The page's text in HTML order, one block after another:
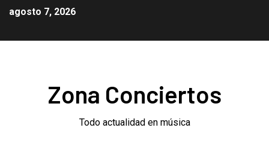
agosto 7, 2026
Zona Conciertos
Todo actualidad en música